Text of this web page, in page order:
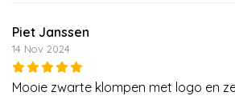
Piet Janssen
14 Nov 2024
Mooie zwarte klompen met logo en